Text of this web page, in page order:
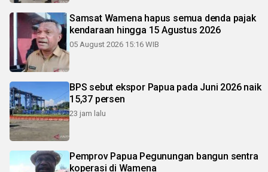
Samsat Wamena hapus semua denda pajak
kendaraan hingga 15 Agustus 2026
05 August 2026 15:16 WIB
BPS sebut ekspor Papua pada Juni 2026 naik
15,37 persen
23 jam lalu
Pemprov Papua Pegunungan bangun sentra
koperasi di Wamena